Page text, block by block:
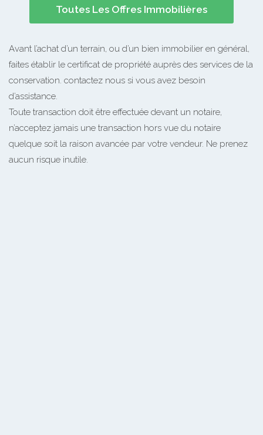
Toutes Les Offres Immobilières
Avant l’achat d’un terrain, ou d’un bien immobilier en général,
faites établir le certificat de propriété auprès des services de la
conservation. contactez nous si vous avez besoin
d’assistance.
Toute transaction doit être effectuée devant un notaire,
n’acceptez jamais une transaction hors vue du notaire
quelque soit la raison avancée par votre vendeur. Ne prenez
aucun risque inutile.